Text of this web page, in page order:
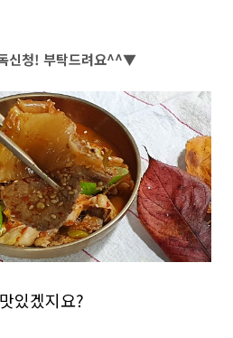
신청! 부탁드려요^^▼
있겠지요?